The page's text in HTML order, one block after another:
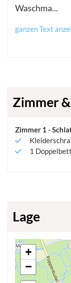
Waschma...
ganzen Text
Zimmer
Zimmer 1 -
1 Doppelbett
Lage
+
−